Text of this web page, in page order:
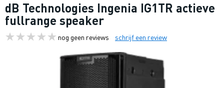
dB Technologies Ingenia IG1TR actieve
fullrange speaker
nog geen reviews schrijf een review